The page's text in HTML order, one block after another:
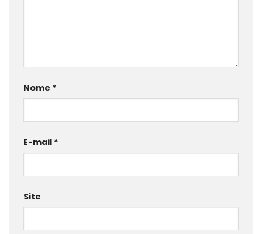
Nome *
E-mail *
Site